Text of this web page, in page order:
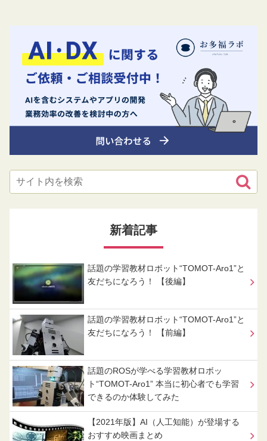
新着記事
話題の学習教材ロボット“TOMOT-Aro1”と
友だちになろう！ 【後編】
話題の学習教材ロボット“TOMOT-Aro1”と
友だちになろう！ 【前編】
話題のROSが学べる学習教材ロボッ
ト“TOMOT-Aro1” 本当に初心者でも学習
できるのか体験してみた
【2021年版】AI（人工知能）が登場する
おすすめ映画まとめ